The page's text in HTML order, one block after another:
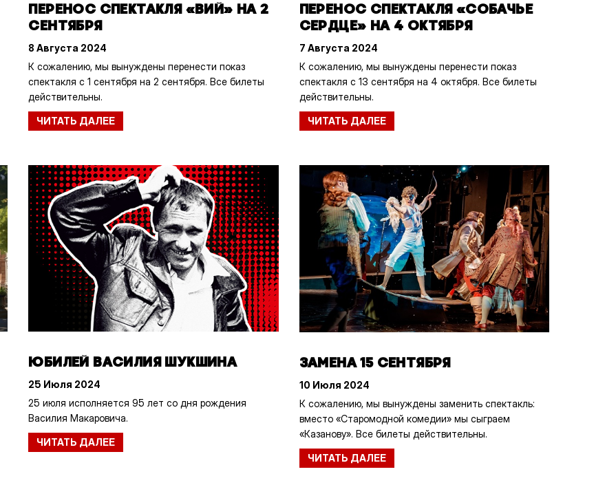
ПЕРЕНОС СПЕКТАКЛЯ «ВИЙ» НА 2
СЕНТЯБРЯ
8 Августа 2024
К сожалению, мы вынуждены перенести показ
спектакля с 1 сентября на 2 сентября. Все билеты
действительны.
ЧИТАТЬ ДАЛЕЕ
ПЕРЕНОС СПЕКТАКЛЯ «СОБАЧЬЕ
СЕРДЦЕ» НА 4 ОКТЯБРЯ
7 Августа 2024
К сожалению, мы вынуждены перенести показ
спектакля с 13 сентября на 4 октября. Все билеты
действительны.
ЧИТАТЬ ДАЛЕЕ
ЮБИЛЕЙ ВАСИЛИЯ ШУКШИНА
25 Июля 2024
25 июля исполняется 95 лет со дня рождения
Василия Макаровича.
ЧИТАТЬ ДАЛЕЕ
ЗАМЕНА 15 СЕНТЯБРЯ
10 Июля 2024
К сожалению, мы вынуждены заменить спектакль:
вместо «Старомодной комедии» мы сыграем
«Казанову». Все билеты действительны.
ЧИТАТЬ ДАЛЕЕ